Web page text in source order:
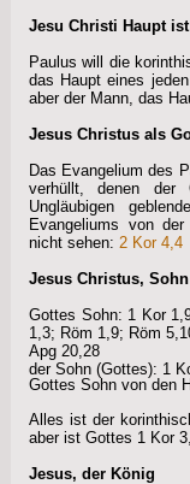
Jesu Christi Haupt
Paulus will die
das Haupt eines
aber der Mann, das
Jesus Christus als
Das Evangelium des
verhüllt, denen der
Ungläubigen
Evangeliums von
nicht sehen: 2 Kor 4,4
Jesus Christus,
Gottes Sohn: 1 Kor
1,3; Röm 1,9; Röm
Apg 20,28
der Sohn (Gottes): 1
Gottes Sohn von den
Alles ist der
aber ist Gottes 1 Kor
Jesus, der König